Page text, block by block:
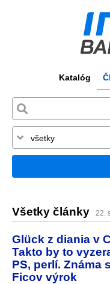
Katalóg
Všetky články 22.
Glück z diania v
Takto by to
PS, perlí. Známa
Ficov výrok